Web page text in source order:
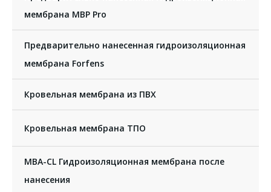
мембрана MBP Pro
Предварительно нанесенная гидроизоляционная
мембрана Forfens
Кровельная мембрана из ПВХ
Кровельная мембрана ТПО
MBA-CL Гидроизоляционная мембрана после
нанесения